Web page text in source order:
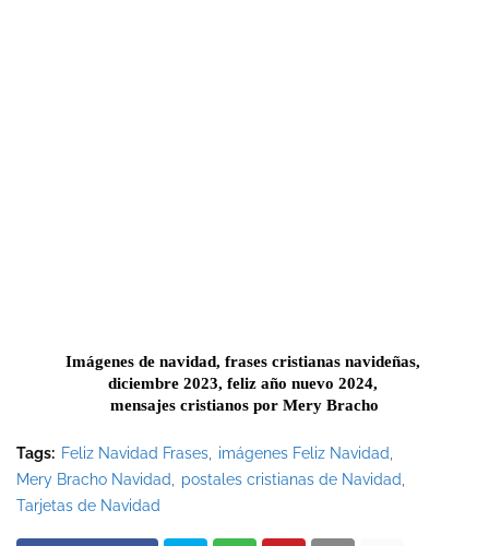
Imágenes de navidad, frases cristianas navideñas,
diciembre 2023, feliz año nuevo 2024,
mensajes cristianos por Mery Bracho
Tags: Feliz Navidad Frases
imágenes Feliz Navidad
Mery Bracho Navidad
postales cristianas de Navidad
Tarjetas de Navidad